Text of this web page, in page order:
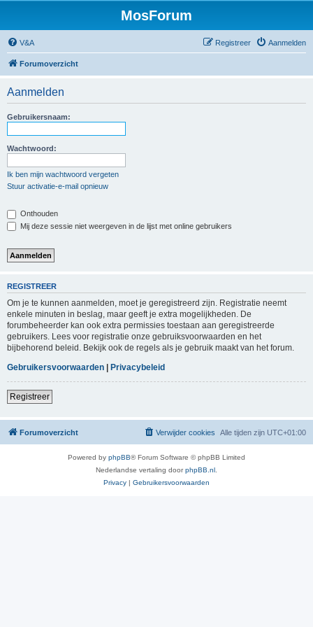
MosForum
V&A Aanmelden
Registreer
Forumoverzicht
Aanmelden
Gebruikersnaam:
Wachtwoord:
Ik ben mijn wachtwoord vergeten
Stuur activatie-e-mail opnieuw
Onthouden
Mij deze sessie niet weergeven in de lijst met online gebruikers
REGISTREER
Om je te kunnen aanmelden, moet je geregistreerd zijn. Registratie neemt
enkele minuten in beslag, maar geeft je extra mogelijkheden. De
forumbeheerder kan ook extra permissies toestaan aan geregistreerde
gebruikers. Lees voor registratie onze gebruiksvoorwaarden en het
bijbehorend beleid. Bekijk ook de regels als je gebruik maakt van het forum.
Gebruikersvoorwaarden | Privacybeleid
Registreer
Forumoverzicht Alle tijden zijn UTC+01:00
Verwijder cookies
Powered by phpBB® Forum Software © phpBB Limited
Nederlandse vertaling doorphpBB.nl
Privacy | Gebruikersvoorwaarden